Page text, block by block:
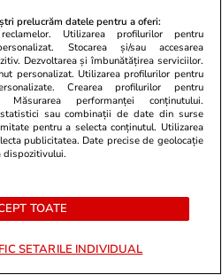
PSD. Foto: Hepta
prelucrăm datele pentru a oferi:
Utilizarea profilurilor pentru
Stocarea și/sau accesarea
Dezvoltarea și îmbunătățirea serviciilor.
personalizat. Utilizarea profilurilor pentru
Crearea profilurilor pentru
Măsurarea performanței conținutului.
sau combinații de date din surse
pentru a selecta conținutul. Utilizarea
publicitatea. Date precise de geolocație
dispozitivului.
TOATE
SETARILE INDIVIDUAL